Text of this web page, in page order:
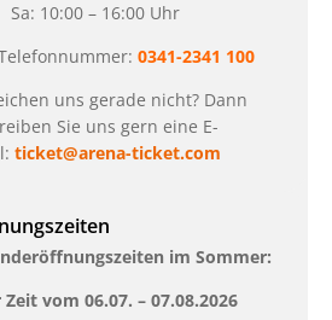
Sa: 10:00 – 16:00 Uhr
0341-2341 100
uns gerade nicht? Dann
Sie uns gern eine E-
ticket@arena-ticket.com
im Sommer:
Zeit vom 06.07. – 07.08.2026